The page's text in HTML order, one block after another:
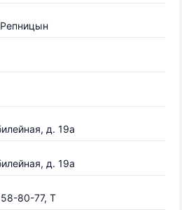
д. 19а
д. 19а
80-77, Т